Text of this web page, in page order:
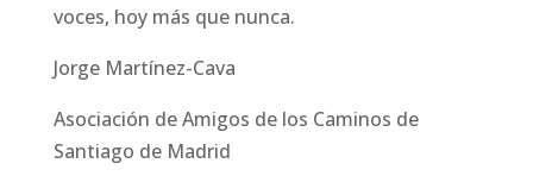
voces, hoy más que nunca.
Jorge Martínez-Cava
Asociación de Amigos de los Caminos de
Santiago de Madrid